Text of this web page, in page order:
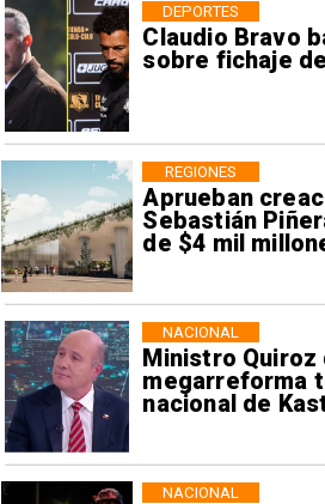
Claudio Bravo
sobre fichaje
DEPORTES
Aprueban
Sebastián
de $4 mil
REGIONES
Ministro
megarreforma
nacional de
NACIONAL
NACIONAL